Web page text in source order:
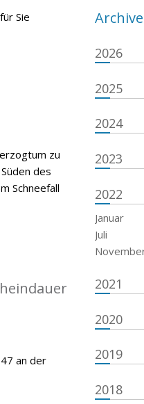
Sie
zu
des
Schneefall
an der
2026
2025
2024
2023
2022
Januar
Juli
2021
2020
2019
2018